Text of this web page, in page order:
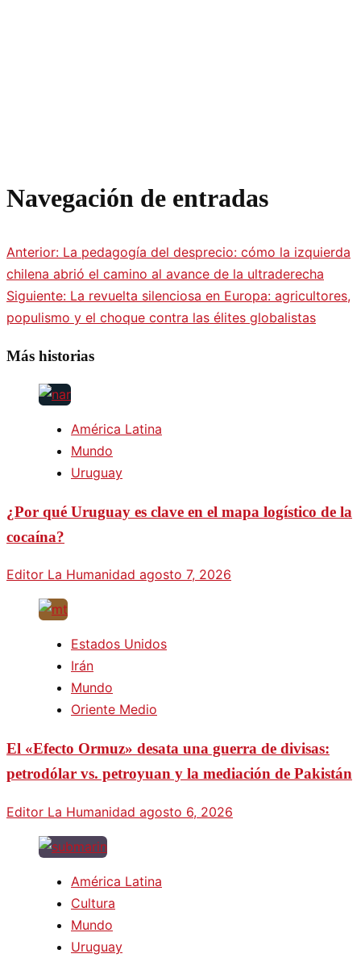
Navegación de entradas
Anterior: La pedagogía del desprecio: cómo la izquierda
chilena abrió el camino al avance de la ultraderecha
Siguiente: La revuelta silenciosa en Europa: agricultores,
populismo y el choque contra las élites globalistas
Más historias
América Latina
Mundo
Uruguay
¿Por qué Uruguay es clave en el mapa logístico de la
cocaína?
Editor La Humanidad agosto 7, 2026
Estados Unidos
Irán
Mundo
Oriente Medio
El «Efecto Ormuz» desata una guerra de divisas:
petrodólar vs. petroyuan y la mediación de Pakistán
Editor La Humanidad agosto 6, 2026
América Latina
Cultura
Mundo
Uruguay